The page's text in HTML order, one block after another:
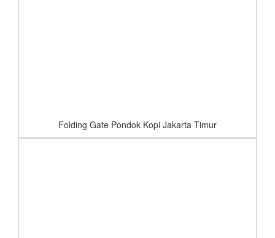
Folding Gate Pondok Kopi Jakarta Timur